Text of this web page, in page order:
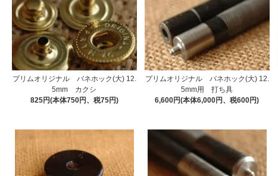
プリムオリジナル バネホック(大) 12.
5mm カクシ
825円(本体750円、税75円)
プリムオリジナル バネホック(大) 12.
5mm用 打ち具
6,600円(本体6,000円、税600円)